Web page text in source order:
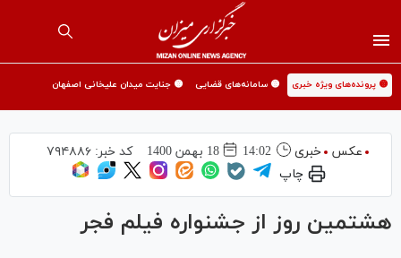
🟡 پرونده‌های ویژه خبری 🟡 سامانه‌های قضایی 🟡 جنایت میدان علیخانی اصفهان
عکس خبری 14:02 18 بهمن 1400 کد خبر: ۷۹۴۸۸۶
چاپ
هشتمین روز از جشنواره فیلم فجر